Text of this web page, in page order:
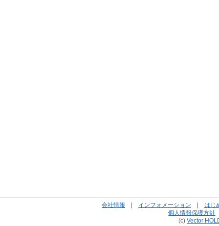
会社情報 | インフォメーション | はじ
個人情報保護方針
(c) Vector